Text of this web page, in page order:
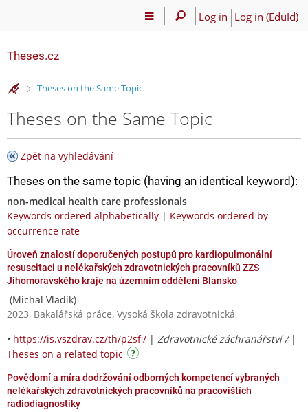
Log in Log in (EduId)
Theses.cz
>
Theses on the Same Topic
Theses on the Same Topic
Zpět na vyhledávání
Theses on the same topic (having an identical keyword):
non-medical health care professionals
Keywords ordered alphabetically | Keywords ordered by
occurrence rate
Úroveň znalostí doporučených postupů pro kardiopulmonální
resuscitaci u nelékařských zdravotnických pracovníků ZZS
Jihomoravského kraje na územním oddělení Blansko
(Michal Vladík)
2023, Bakalářská práce, Vysoká škola zdravotnická
• https://is.vszdrav.cz/th/p2sfi/ | Zdravotnické záchranářství / |
Theses on a related topic
Povědomí a míra dodržování odborných kompetencí vybraných
nelékařských zdravotnických pracovníků na pracovištích
radiodiagnostiky